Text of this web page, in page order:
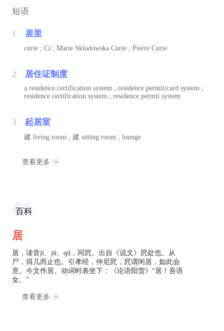
短语
1 居里
curie ; Ci ; Marie Sklodowska Curie ; Pierre Curie
2 居住证制度
a residence certification system ; residence permit/card system ;
residence certification system ; residence permit system
3 起居室
建 living room ; 建 sitting room ; lounge
查看更多
百科
居
居，读音jī、jū、qú，同凥。出自《说文》凥处也。从
尸，得几而止也。引孝经，仲尼凥，凥谓闲居，如此会
意。今文作居。动词时表坐下：《论语阳货》“居！吾语
女。”
查看更多